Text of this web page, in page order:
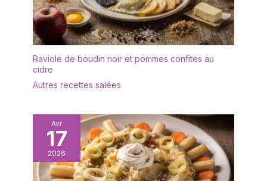
toute sécurité pendant le
transport. Nous vous
offrirons un
remplacement gratuit si
les plateaux arrivent
Raviole de boudin noir et pommes confites au
cidre
Autres recettes salées
Avr
17
2026